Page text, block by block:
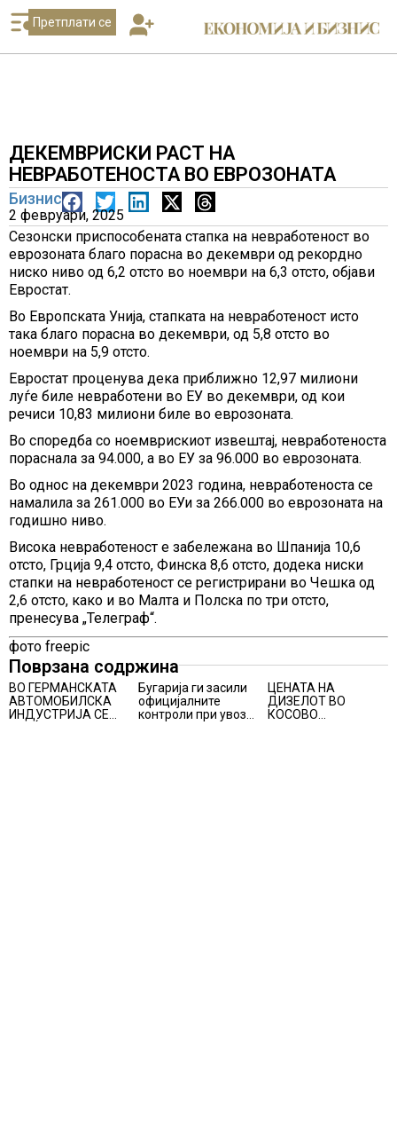
Претплати се
ДЕКЕМВРИСКИ РАСТ НА
НЕВРАБОТЕНОСТА ВО ЕВРОЗОНАТА
Бизнис
2 февруари, 2025
Сезонски приспособената стапка на невработеност во
еврозоната благо порасна во декември од рекордно
ниско ниво од 6,2 отсто во ноември на 6,3 отсто, објави
Евростат.
Во Европската Унија, стапката на невработеност исто
така благо порасна во декември, од 5,8 отсто во
ноември на 5,9 отсто.
Евростат проценува дека приближно 12,97 милиони
луѓе биле невработени во ЕУ во декември, од кои
речиси 10,83 милиони биле во еврозоната.
Во споредба со ноемврискиот извештај, невработеноста
пораснала за 94.000, а во ЕУ за 96.000 во еврозоната.
Во однос на декември 2023 година, невработеноста се
намалила за 261.000 во ЕУи за 266.000 во еврозоната на
годишно ниво.
Висока невработеност е забележана во Шпанија 10,6
отсто, Грција 9,4 отсто, Финска 8,6 отсто, додека ниски
стапки на невработеност се регистрирани во Чешка од
2,6 отсто, како и во Малта и Полска по три отсто,
пренесува „Телеграф“.
фото freepic
Поврзана содржина
ВО ГЕРМАНСКАТА
АВТОМОБИЛСКА
ИНДУСТРИЈА СЕ
Бугарија ги засили
официјалните
контроли при увоз
ЦЕНАТА НА
ДИЗЕЛОТ ВО
КОСОВО